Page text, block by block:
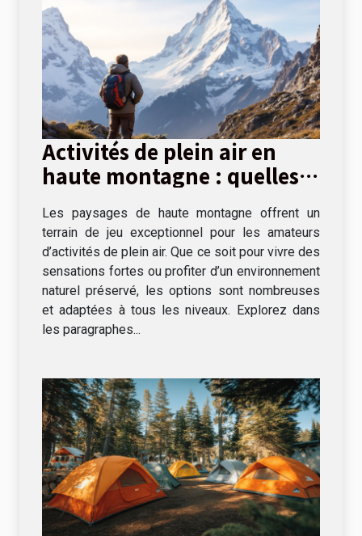
Activités de plein air en
haute montagne : quelles
Les paysages de haute montagne offrent un
terrain de jeu exceptionnel pour les amateurs
d’activités de plein air. Que ce soit pour vivre des
sensations fortes ou profiter d’un environnement
naturel préservé, les options sont nombreuses
et adaptées à tous les niveaux. Explorez dans
les paragraphes...